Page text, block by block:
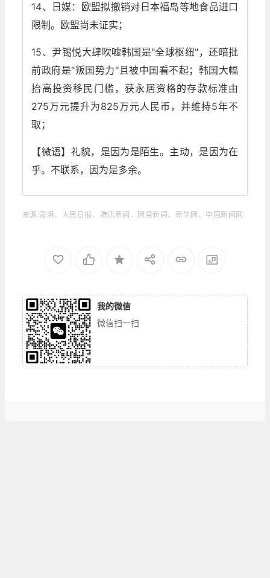
14、日媒：欧盟拟撤销对日本福岛等地食品进口
限制。欧盟尚未证实；
15、尹锡悦大肆吹嘘韩国是"全球枢纽"，还暗批
前政府是"叛国势力"且被中国看不起；韩国大幅
抬高投资移民门槛，获永居资格的存款标准由
275万元提升为825万元人民币，并维持5年不
取；
【微语】礼貌，是因为是陌生。主动，是因为在
乎。不联系，因为是多余。
来源:澎湃、人民日报、腾讯新闻、网易新闻、新华网、中国新闻网
我的微信
微信扫一扫